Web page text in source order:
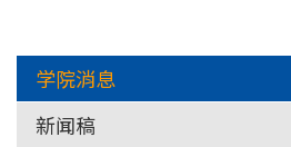
香
港学院消息
新闻稿